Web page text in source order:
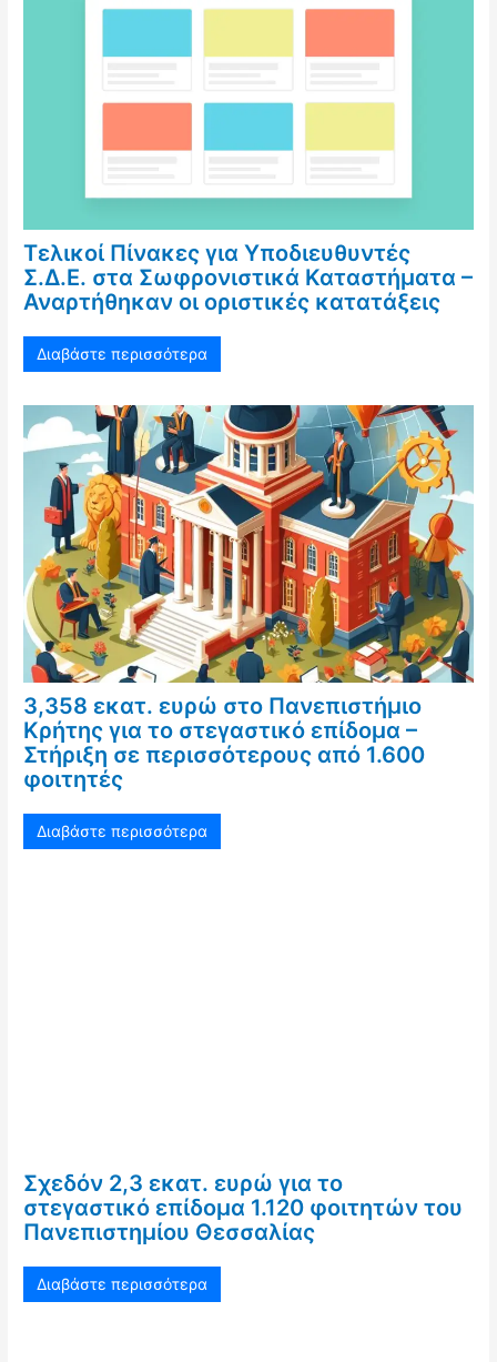
Τελικοί Πίνακες για Υποδιευθυντές
Σ.Δ.Ε. στα Σωφρονιστικά Καταστήματα –
Αναρτήθηκαν οι οριστικές κατατάξεις
Διαβάστε περισσότερα
3,358 εκατ. ευρώ στο Πανεπιστήμιο
Κρήτης για το στεγαστικό επίδομα –
Στήριξη σε περισσότερους από 1.600
φοιτητές
Διαβάστε περισσότερα
Σχεδόν 2,3 εκατ. ευρώ για το
στεγαστικό επίδομα 1.120 φοιτητών του
Πανεπιστημίου Θεσσαλίας
Διαβάστε περισσότερα